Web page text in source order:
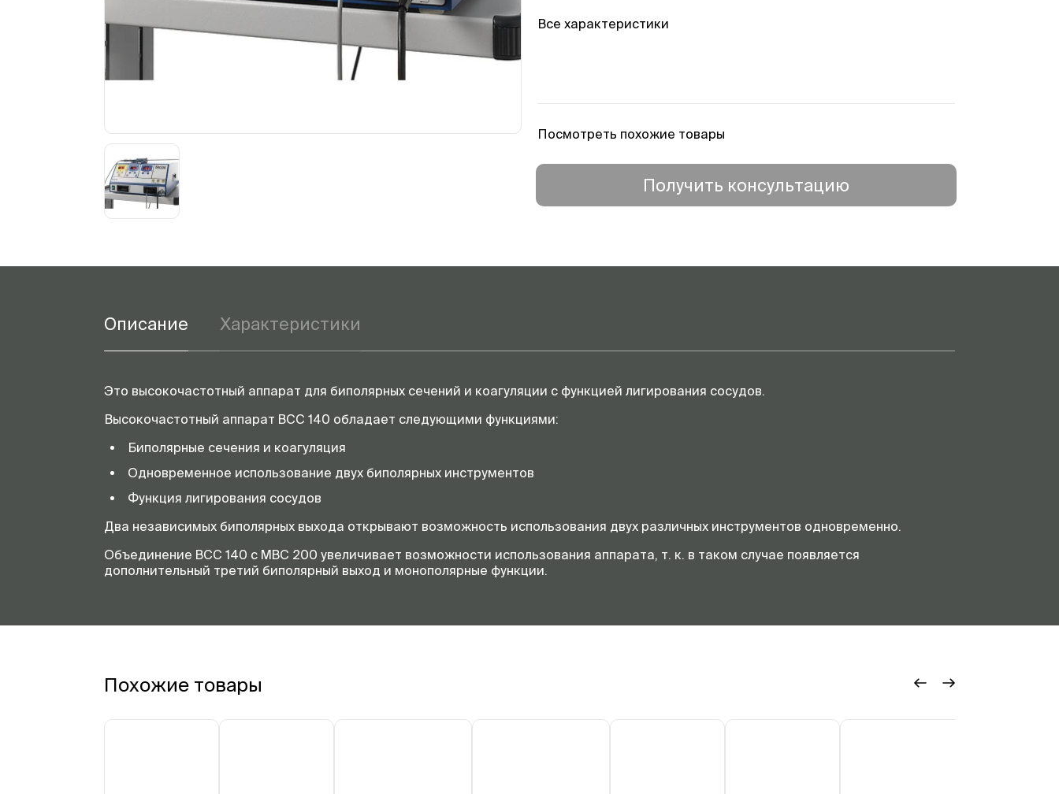
восстановления
Габариты ( Ш х В х Г)
Все характеристики
Посмотреть похожие товары
Получить консультацию
Описание Характеристики
Это высокочастотный аппарат для биполярных сечений и коагуляции с функцией лигирования сосудов.
Высокочастотный аппарат BCC 140 обладает следующими функциями:
Биполярные сечения и коагуляция
Одновременное использование двух биполярных инструментов
Функция лигирования сосудов
Два независимых биполярных выхода открывают возможность использования двух различных инструментов одновременно.
Объединение BCC 140 с MBC 200 увеличивает возможности использования аппарата, т. к. в таком случае появляется
дополнительный третий биполярный выход и монополярные функции.
Похожие товары